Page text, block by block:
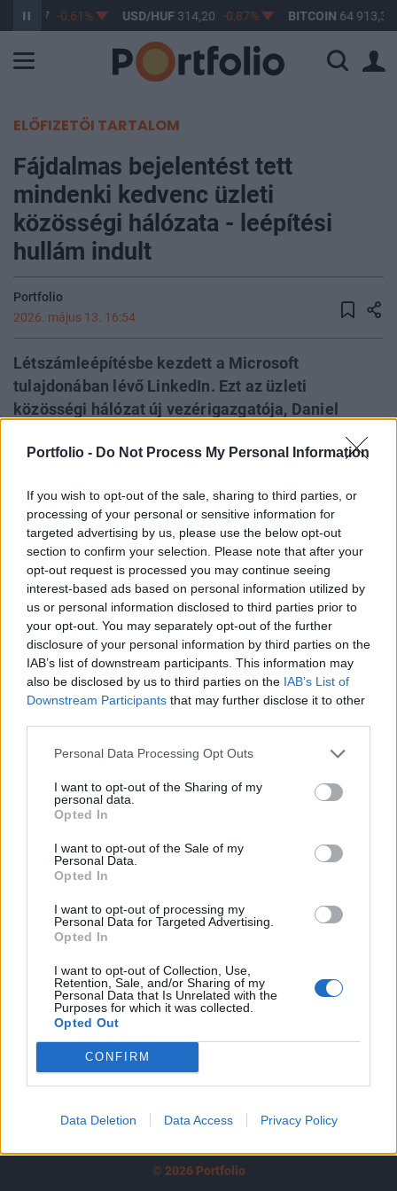
Portfolio - Do Not Process My Personal Information
If you wish to opt-out of the sale, sharing to third parties, or
processing of your personal or sensitive information for
targeted advertising by us, please use the below opt-out
section to confirm your selection. Please note that after your
opt-out request is processed you may continue seeing
interest-based ads based on personal information utilized by
us or personal information disclosed to third parties prior to
your opt-out. You may separately opt-out of the further
disclosure of your personal information by third parties on the
IAB’s list of downstream participants. This information may
also be disclosed by us to third parties on the IAB’s List of
Downstream Participants that may further disclose it to other
Personal Data Processing Opt Outs
I want to opt-out of the Sharing of my
personal data.
Opted In
I want to opt-out of the Sale of my
Personal Data.
Opted In
I want to opt-out of processing my
Personal Data for Targeted Advertising.
Opted In
I want to opt-out of Collection, Use,
Retention, Sale, and/or Sharing of my
Personal Data that Is Unrelated with the
Purposes for which it was collected.
Opted Out
CONFIRM
Data Deletion Data Access Privacy Policy
363,17 -0,61% USD/HUF314,20 -0,87% BITCOIN 64 913,33
ELŐFIZETŐI TARTALOM
Fájdalmas bejelentést tett
mindenki kedvenc üzleti
közösségi hálózata - leépítési
hullám indult
Portfolio
2026. május 13. 16:54
Létszámleépítésbe kezdett a Microsoft
tulajdonában lévő LinkedIn. Ezt az üzleti
közösségi hálózat új vezérigazgatója, Daniel
tudósított a Bloomberg. Az elbocsátások a
területeket érintik, a vezér szerint a vállalatnak
nyereségesebben kell működnie.
Banking Technology 2026Agentic AI, fintech harc és
digitális bankolás - Technológiai és üzleti deep dive banki
topvezetőkkel! November 10-én jön a Portfolio Banking
Technology, regisztráció és részletek itt!Információ és
jelentkezésA leépítés pontos mértékét nem hozták
nyilvánosságra. A LinkedIn jelenleg mintegy 17 500 főt
foglalkoztat. A rendszeres üzleti tervezés részeként...
KEDVES OLVASÓNK!
A keresett cikk a portfolio.hu hírarchívumához
tartozik, melynek olvasása előfizetéses
regisztrációhoz kötött.
Az előfizetés a következőket tartalmazza:
Portfolio.hu teljes cikkarchívum
Kötéslisták: BÉT elmúlt 2 év napon belüli
kötéslistái
Előfizetés
MÁR ELŐFIZETŐNK VAGY?
© 2026 Portfolio